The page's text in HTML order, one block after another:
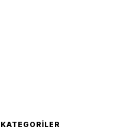
KATEGORILER